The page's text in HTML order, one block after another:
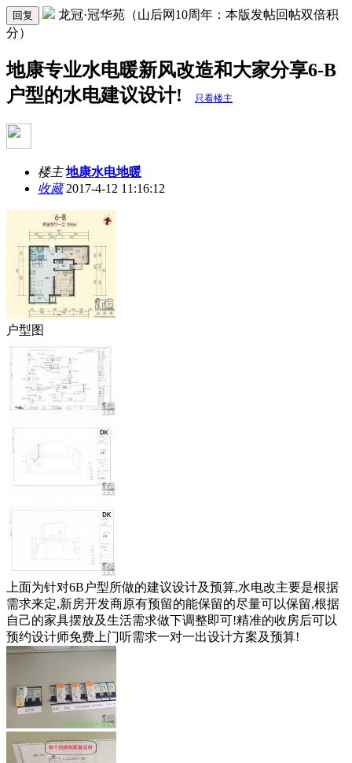
回复
龙冠·冠华苑（山后网10周年：本版发帖回帖双倍积
分）
地康专业水电暖新风改造和大家分享6-B
户型的水电建议设计!
只看楼主
楼主 地康水电地暖
收藏2017-4-12 11:16:12
户型图
上面为针对6B户型所做的建议设计及预算,水电改主要是根据
需求来定,新房开发商原有预留的能保留的尽量可以保留,根据
自己的家具摆放及生活需求做下调整即可!精准的收房后可以
预约设计师免费上门听需求一对一出设计方案及预算!